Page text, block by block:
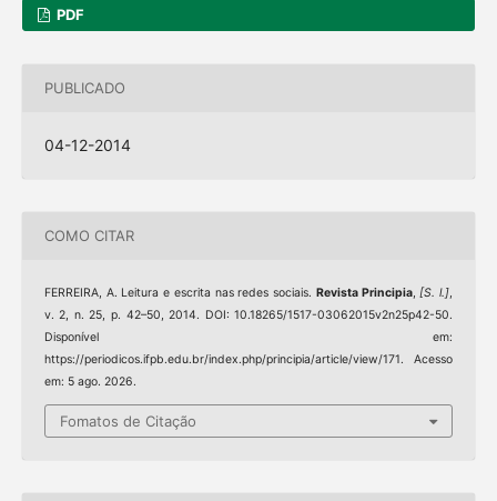
PDF
PUBLICADO
04-12-2014
COMO CITAR
FERREIRA, A. Leitura e escrita nas redes sociais. Revista Principia,[S. l.],
v. 2, n. 25, p. 42–50, 2014. DOI: 10.18265/1517-03062015v2n25p42-50.
Disponível em:
https://periodicos.ifpb.edu.br/index.php/principia/article/view/171. Acesso
em: 5 ago. 2026.
Fomatos de Citação